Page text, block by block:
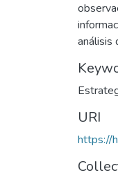
análisis
URI
https://